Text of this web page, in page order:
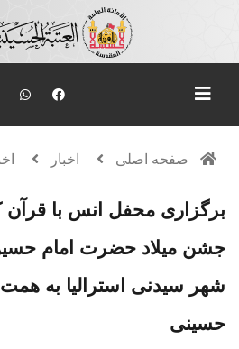
صفحه اصلی اخبار
برگزاری محفل انس با قرآن
جشن میلاد حضرت امام حسین
شهر سیدنی استرالیا به
حسینی